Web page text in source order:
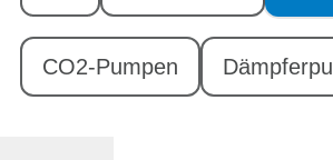
CO2-Pumpen